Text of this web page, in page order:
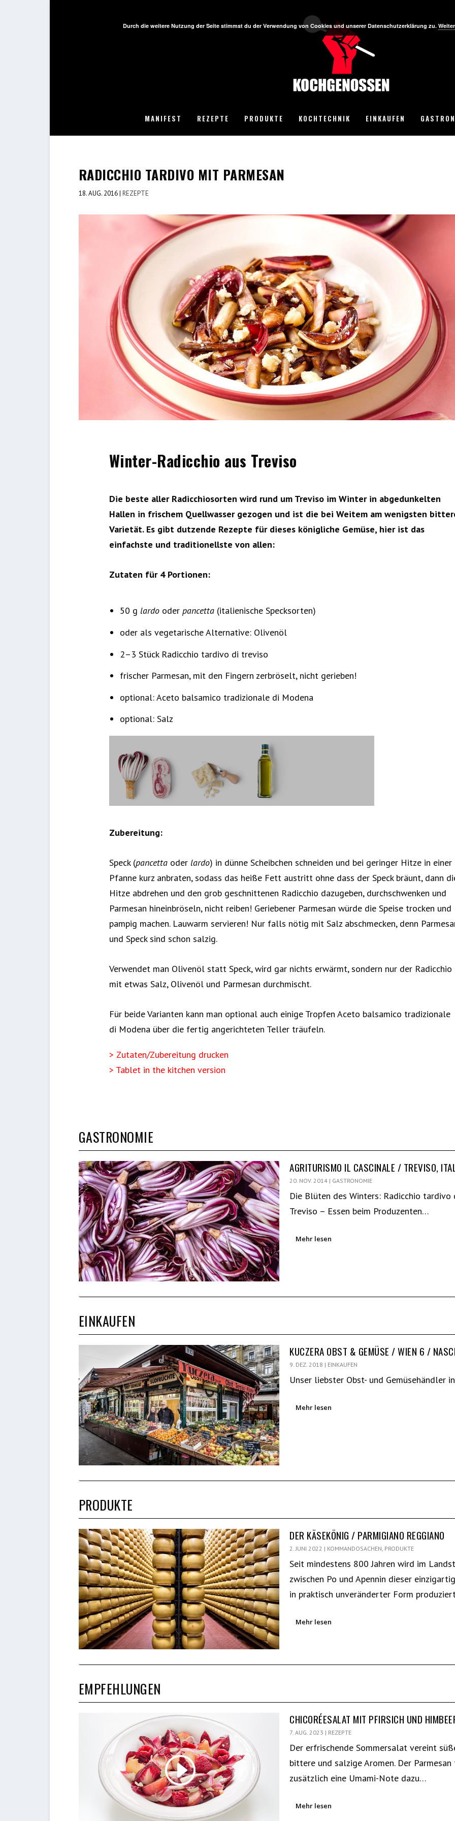
MANIFEST REZEPTE PRODUKTE KOCHTECHNIK EINKAUFEN
RADICCHIO TARDIVO MIT PARMESAN
18. AUG. 2016| REZEPTE
Winter-Radicchio aus Treviso
Die beste aller Radicchiosorten wird rund um Treviso im Winter in abgedunkelten
Hallen in frischem Quellwasser gezogen und ist die bei Weitem am wenigsten
Varietät. Es gibt dutzende Rezepte für dieses königliche Gemüse, hier ist das
einfachste und traditionellste von allen:
Zutaten für 4 Portionen:
50 g lardooder pancetta (italienische Specksorten)
oder als vegetarische Alternative: Olivenöl
2–3 Stück Radicchio tardivo di treviso
frischer Parmesan, mit den Fingern zerbröselt, nicht gerieben!
optional: Aceto balsamico tradizionale di Modena
optional: Salz
Zubereitung:
Speck (pancettaoder lardo) in dünne Scheibchen schneiden und bei geringer Hitze in einer
Pfanne kurz anbraten, sodass das heiße Fett austritt ohne dass der Speck bräunt, dann
Hitze abdrehen und den grob geschnittenen Radicchio dazugeben, durchschwenken und
Parmesan hineinbröseln, nicht reiben! Geriebener Parmesan würde die Speise trocken und
pampig machen. Lauwarm servieren! Nur falls nötig mit Salz abschmecken, denn
und Speck sind schon salzig.
Verwendet man Olivenöl statt Speck, wird gar nichts erwärmt, sondern nur der Radicchio
mit etwas Salz, Olivenöl und Parmesan durchmischt.
Für beide Varianten kann man optional auch einige Tropfen Aceto balsamico tradizionale
di Modena über die fertig angerichteten Teller träufeln.
> Zutaten/Zubereitung drucken
> Tablet in the kitchen version
GASTRONOMIE
AGRITURISMO IL CASCINALE / TREVISO,
20. NOV. 2014 | GASTRONOMIE
Die Blüten des Winters: Radicchio tardivo
Treviso – Essen beim Produzenten…
Mehr lesen
EINKAUFEN
KUCZERA OBST & GEMÜSE / WIEN 6 /
9. DEZ. 2018 | EINKAUFEN
Unser liebster Obst- und Gemüsehändler
Mehr lesen
PRODUKTE
DER KÄSEKÖNIG / PARMIGIANO REGGIANO
2. JUNI 2022 | KOMMANDOSACHEN PRODUKTE
Seit mindestens 800 Jahren wird im
zwischen Po und Apennin dieser
in praktisch unveränderter Form
Mehr lesen
EMPFEHLUNGEN
CHICORÉESALAT MIT PFIRSICH UND
7. AUG. 2023 | REZEPTE
Der erfrischende Sommersalat vereint
bittere und salzige Aromen. Der
zusätzlich eine Umami-Note dazu…
Mehr lesen
Durch die weitere Nutzung der Seite stimmst du der Verwendung von Cookies und unserer Datenschutzerklärung zu.